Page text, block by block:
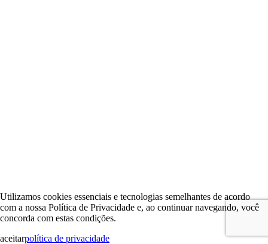
Utilizamos cookies essenciais e tecnologias semelhantes de acordo
com a nossa Política de Privacidade e, ao continuar navegando, você
concorda com estas condições.
aceitarpolítica de privacidade